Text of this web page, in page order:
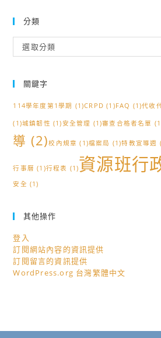
分類
類
選取分類
關鍵字
114學年度第1學期 (1)CRPD (1)FAQ (1)代收
(1)城鎮韌性 (1)安全管理 (1)審查合格者名單
導 (2)校內規章 (1)檔案局 (1)特教宣導週
行事曆 (1)行程表 (1)資源班行
安全 (1)
其他操作
登入
訂閱網站內容的資訊提供
訂閱留言的資訊提供
WordPress.org 台灣繁體中文